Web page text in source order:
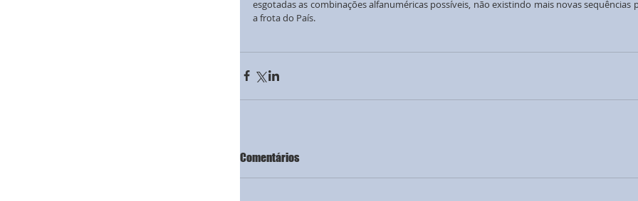
esgotadas as combinações alfanuméricas possíveis, não existindo mais novas sequências
a frota do País.
Comentários